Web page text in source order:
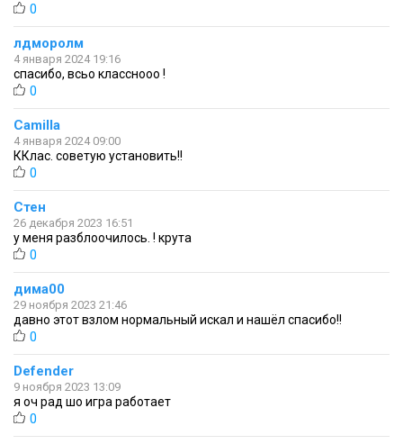
0
лдморолм
4 января 2024 19:16
спасибо, всьо класснооо !
0
Camilla
4 января 2024 09:00
ККлас. советую установить!!
0
Стен
26 декабря 2023 16:51
у меня разблоочилось. ! крута
0
дима00
29 ноября 2023 21:46
давно этот взлом нормальный искал и нашёл спасибо!!
0
Defender
9 ноября 2023 13:09
я оч рад шо игра работает
0